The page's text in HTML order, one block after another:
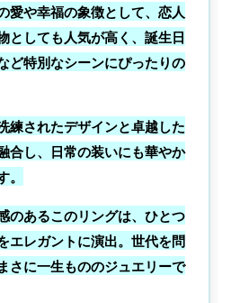
愛や幸福の象徴として、恋人
としても人気が高く、誕生日
ど特別なシーンにぴったりの
練されたデザインと卓越した
合し、日常の装いにも華やか
のあるこのリングは、ひとつ
エレガントに演出。世代を問
さに一生もののジュエリーで